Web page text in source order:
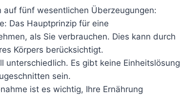
auf fünf wesentlichen Überzeugungen:
Das Hauptprinzip für eine
als Sie verbrauchen. Dies kann durch
Körpers berücksichtigt.
Es gibt keine Einheitslösung
sein.
ist es wichtig, Ihre Ernährung